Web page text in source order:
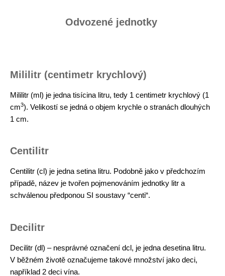
Odvozené jednotky
Mililitr (centimetr krychlový)
Mililitr (ml) je jedna tisícina litru, tedy 1 centimetr krychlový (1
cm3). Velikostí se jedná o objem krychle o stranách dlouhých
1 cm.
Centilitr
Centilitr (cl) je jedna setina litru. Podobně jako v předchozím
případě, název je tvořen pojmenováním jednotky litr a
schválenou předponou SI soustavy “centi“.
Decilitr
Decilitr (dl) – nesprávné označení dcl, je jedna desetina litru.
V běžném životě označujeme takové množství jako deci,
například 2 deci vína.